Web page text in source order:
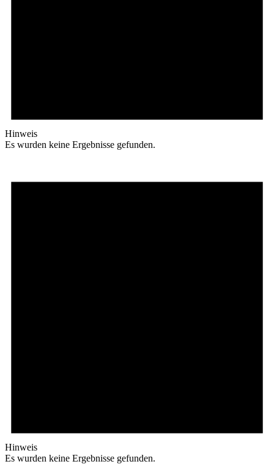
Hinweis
Es wurden keine Ergebnisse gefunden.
Hinweis
Es wurden keine Ergebnisse gefunden.